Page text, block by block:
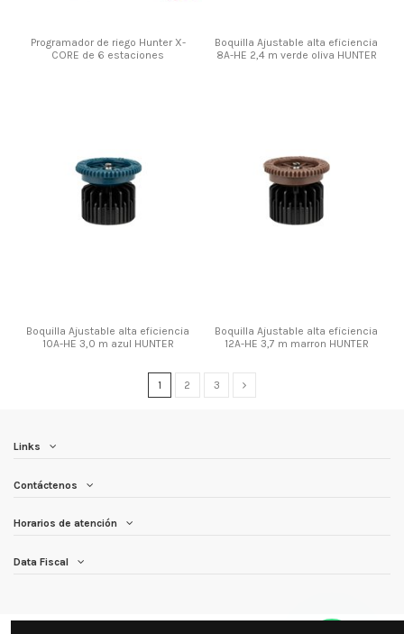
Programador de riego Hunter X-
CORE de 6 estaciones
Boquilla Ajustable alta eficiencia
8A-HE 2,4 m verde oliva HUNTER
Boquilla Ajustable alta eficiencia
10A-HE 3,0 m azul HUNTER
Boquilla Ajustable alta eficiencia
12A-HE 3,7 m marron HUNTER
1 2 3
Links
Contáctenos
Horarios de atención
Data Fiscal